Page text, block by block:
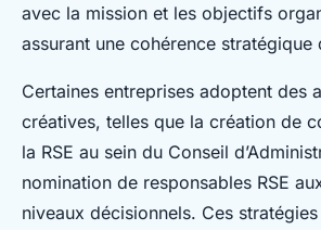
avec la mission et les objectifs
assurant une cohérence stratégique
Certaines entreprises adoptent des
créatives, telles que la création de
la RSE au sein du Conseil
nomination de responsables RSE
niveaux décisionnels. Ces